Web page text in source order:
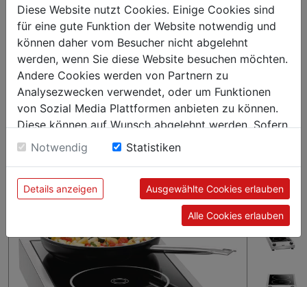
€ 1836,75
exkl. MwSt. (€ 2204,10 inkl. MwSt.) zzgl. Versandkosten
Lieferzeit: 5-7 Werktage
^
^
IN DEN WARENKORB
Schneller und effizienter – Leistungs-Zuschaltung der
vorderen Kochstelle auf bis zu 3,5 kW.
Diese Website nutzt Cookies. Einige Cookies sind
für eine gute Funktion der Website notwendig und
können daher vom Besucher nicht abgelehnt
werden, wenn Sie diese Website besuchen möchten.
Andere Cookies werden von Partnern zu
Analysezwecken verwendet, oder um Funktionen
von Sozial Media Plattformen anbieten zu können.
Diese können auf Wunsch abgelehnt werden. Sofern
sie unsere Webseite weiter nutzen, geben Sie
Einwilligung zu unseren Cookies.
Notwendig Statistiken
Details anzeigen Ausgewählte Cookies erlauben
Alle Cookies erlauben